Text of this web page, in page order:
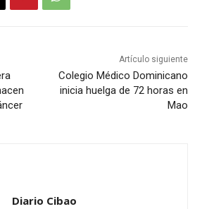
Artículo siguiente
Colegio Médico Dominicano
inicia huelga de 72 horas en
Mao
Diario Cibao